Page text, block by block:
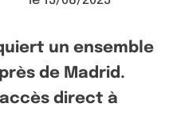
un ensemble
de Madrid.
direct à